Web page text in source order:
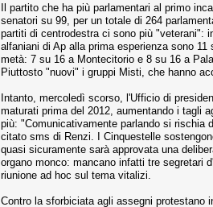
Il partito che ha più parlamentari al primo
senatori su 99, per un totale di 264
partiti di centrodestra ci sono più "veterani":
alfaniani di Ap alla prima esperienza sono
metà: 7 su 16 a Montecitorio e 8 su 16 a
Piuttosto "nuovi" i gruppi Misti, che hanno
Intanto, mercoledì scorso, l'Ufficio di
maturati prima del 2012, aumentando i tagli
più: "Comunicativamente parlando si rischia
citato sms di Renzi. I Cinquestelle
quasi sicuramente sarà approvata una
organo monco: mancano infatti tre segretari
riunione ad hoc sul tema vitalizi.
Contro la sforbiciata agli assegni protestano